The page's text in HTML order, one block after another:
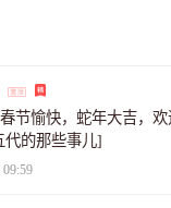
节愉快，蛇年大吉，
代的那些事儿]
09:59